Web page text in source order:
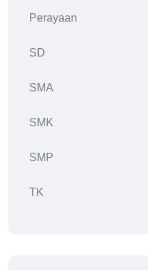
Perayaan
SD
SMA
SMK
SMP
TK